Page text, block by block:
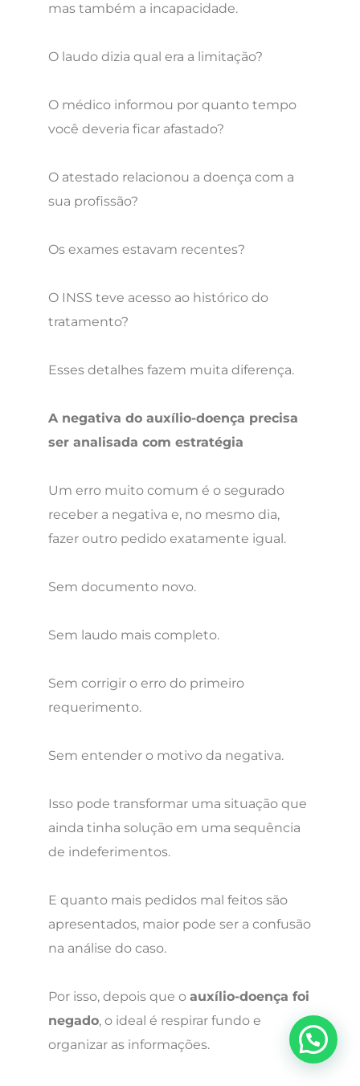
mas também a incapacidade.
O laudo dizia qual era a limitação?
O médico informou por quanto tempo
você deveria ficar afastado?
O atestado relacionou a doença com a
sua profissão?
Os exames estavam recentes?
O INSS teve acesso ao histórico do
tratamento?
Esses detalhes fazem muita diferença.
A negativa do auxílio-doença precisa
ser analisada com estratégia
Um erro muito comum é o segurado
receber a negativa e, no mesmo dia,
fazer outro pedido exatamente igual.
Sem documento novo.
Sem laudo mais completo.
Sem corrigir o erro do primeiro
requerimento.
Sem entender o motivo da negativa.
Isso pode transformar uma situação que
ainda tinha solução em uma sequência
de indeferimentos.
E quanto mais pedidos mal feitos são
apresentados, maior pode ser a confusão
na análise do caso.
Por isso, depois que o auxílio-doença foi
negado, o ideal é respirar fundo e
organizar as informações.